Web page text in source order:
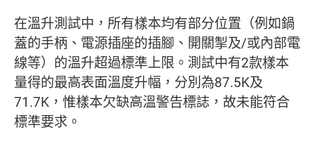
在溫升測試中，所有樣本均有部分位置（例如鍋
蓋的手柄、電源插座的插腳、開關掣及/或內部電
線等）的溫升超過標準上限。測試中有2款樣本
量得的最高表面溫度升幅，分別為87.5K及
71.7K，惟樣本欠缺高溫警告標誌，故未能符合
標準要求。